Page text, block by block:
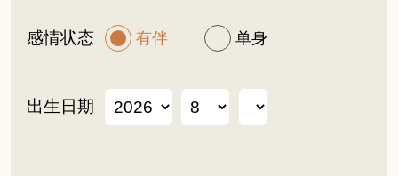
感情状态 有伴 单身
出生日期